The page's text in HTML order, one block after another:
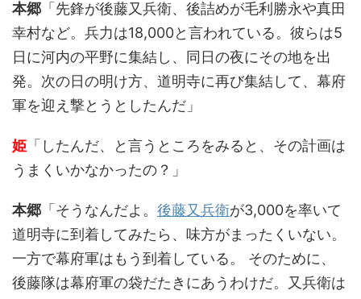
本郷 「先鋒が後藤又兵衛、後詰めが毛利勝永や真田
幸村など。兵力は18,000と言われている。彼らは5
日に河内の平野に集結し、同日の夜にその地を出
発。次の日の明け方、道明寺に再び集結して、幕府
軍を迎え撃とうとしたんだ」
姫 「したんだ、と言うところをみると、その計画は
うまくいかなかったの？」
本郷 「そうなんだよ。 後藤又兵衛が3,000を率いて
道明寺に到着してみたら、味方がまったくいない。
一方で幕府軍はもう到着している。 そのために、
後藤隊は幕府軍の袋だたきにあうわけだ。又兵衛は